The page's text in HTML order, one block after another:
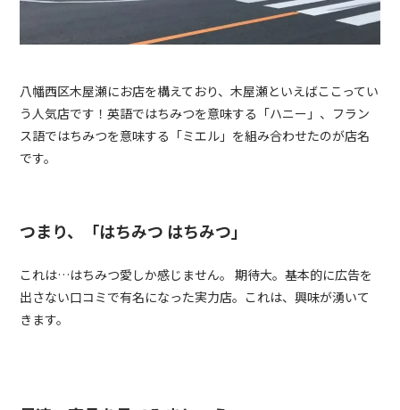
八幡西区木屋瀬にお店を構えており、木屋瀬といえばここってい
う人気店です！英語ではちみつを意味する「ハニー」、フラン
ス語ではちみつを意味する「ミエル」を組み合わせたのが店名
です。
つまり、「はちみつ はちみつ」
これは…はちみつ愛しか感じません。 期待大。基本的に広告を
出さない口コミで有名になった実力店。これは、興味が湧いて
きます。